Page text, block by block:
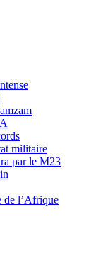
militaire
par le M23
de l’Afrique